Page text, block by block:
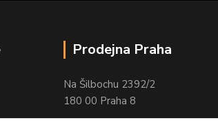
Prodejna Praha
Na Šilbochu 2392/2
180 00 Praha 8